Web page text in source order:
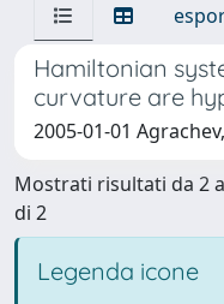
Hamiltonian
curvature are
2005-01-01
Mostrati risultati da 2
di 2
Legenda icone